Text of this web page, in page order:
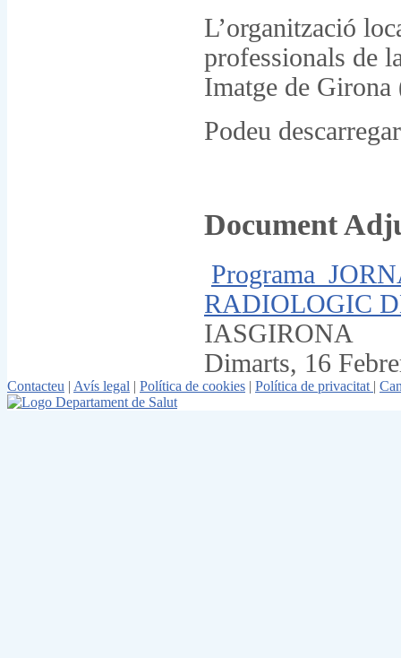
L’organització
professionals de
Imatge de
Podeu
Document
RADIOLOGIC
IASGIRONA
Dimarts, 16
Contacteu | Avís legal | Política de cookies | Política de privacitat |